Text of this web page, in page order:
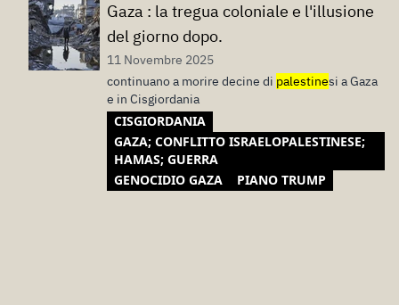
Gaza : la tregua coloniale e l'illusione
del giorno dopo.
11 Novembre 2025
continuano a morire decine di palestinesi a Gaza
e in Cisgiordania
CISGIORDANIA
GAZA; CONFLITTO ISRAELOPALESTINESE;
HAMAS; GUERRA
GENOCIDIO GAZA
PIANO TRUMP